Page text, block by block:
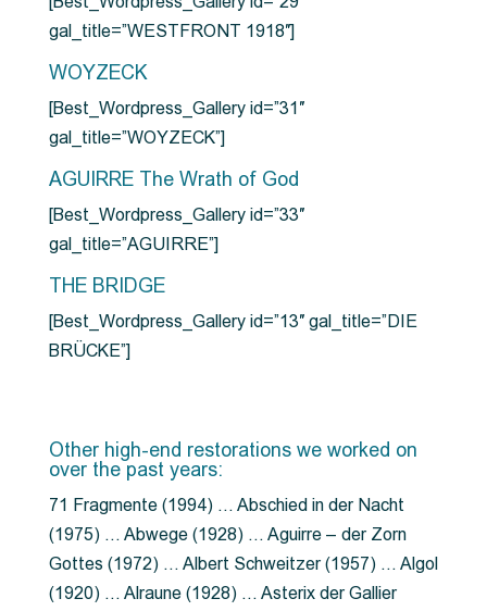
gal_title=”WESTFRONT 1918″]
WOYZECK
[Best_Wordpress_Gallery id=”31″
gal_title=”WOYZECK”]
AGUIRRE The Wrath of God
[Best_Wordpress_Gallery id=”33″
gal_title=”AGUIRRE”]
THE BRIDGE
[Best_Wordpress_Gallery id=”13″ gal_title=”DIE
BRÜCKE”]
Other high-end restorations we worked on
over the past years:
71 Fragmente (1994) … Abschied in der Nacht
(1975) … Abwege (1928) … Aguirre – der Zorn
Gottes (1972) … Albert Schweitzer (1957) … Algol
(1920) … Alraune (1928) … Asterix der Gallier